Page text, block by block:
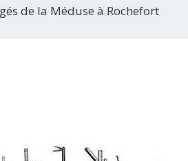
de la Méduse à Rochefort